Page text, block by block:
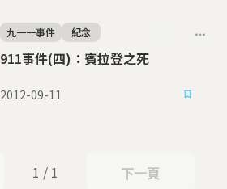
911事件(四)：賓拉登之死
九一一事件 紀念
2012-09-11
1 / 1 下一頁
下一頁